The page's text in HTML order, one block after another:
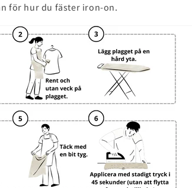
för hur du fäster iron-on.